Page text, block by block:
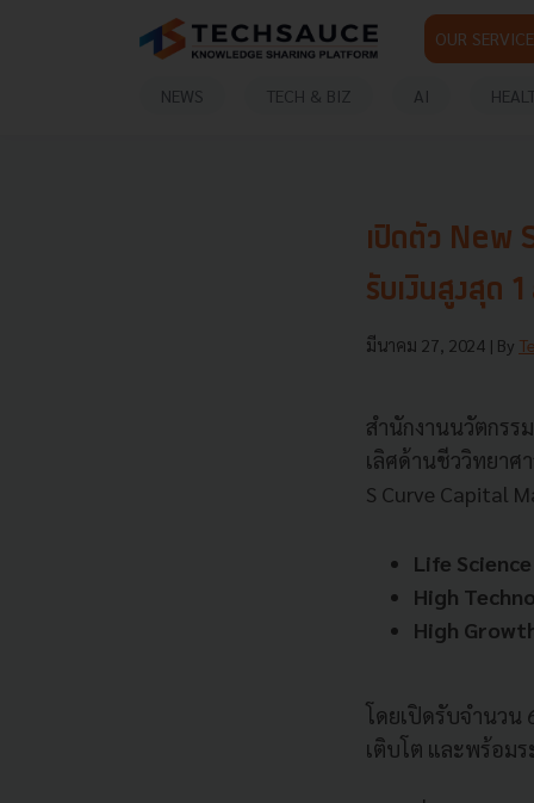
OUR SERVICE
NEWS TECH & BIZ AI
เปิดตัว New
รับเงินสูงสุด
มีนาคม 27, 2024 | By
สำนักงานนวัตกรร
เลิศด้านชีววิทยาศ
S Curve Capital
Life Science
High
High
โดยเปิดรับจำนว
เติบโต และพร้อม